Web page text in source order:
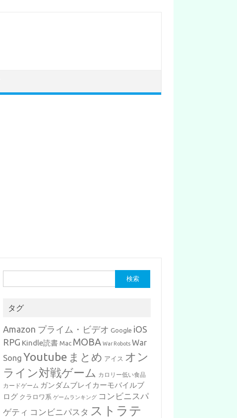
索:
タグ
Amazon プライム・ビデオ Google iOS
RPG Kindle読書 Mac MOBA War Robots War
Song Youtube まとめ アイス オン
ライン対戦ゲーム カロリー低い食品
カードゲーム ガンダムブレイカーモバイルブ
ログ クラロワ系 ゲームランキング コンビニスパ
ゲティ コンビニパスタ ストラテ